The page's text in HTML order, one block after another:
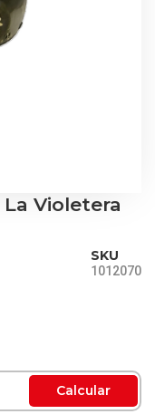
Violetera
SKU
1012070
Calcular